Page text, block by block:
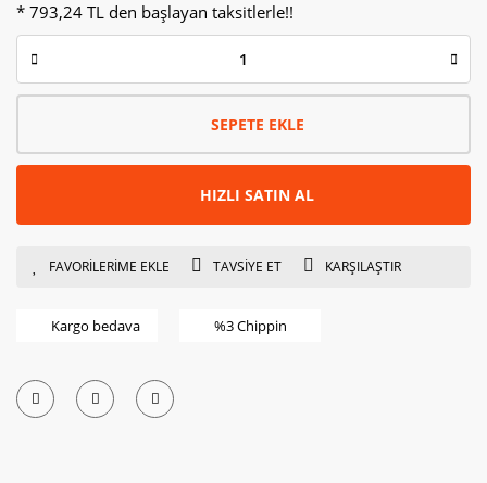
* 793,24 TL den başlayan taksitlerle!!
SEPETE EKLE
HIZLI SATIN AL
TAVSİYE ET KARŞILAŞTIR
Kargo bedava %3 Chippin